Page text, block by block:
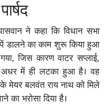
ने कहा कि विधान सभा
डालने का काम शुरू किया हुआ
जिस कारण वाटर सप्लाई,
में ही लटका हुआ है। वह
मेयर बलवंत राय नाथ को मिले
का भरोसा दिया है।